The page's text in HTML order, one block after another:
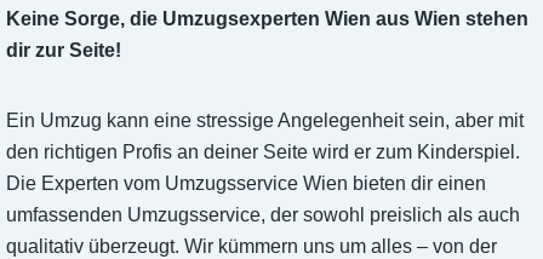
Keine Sorge, die Umzugsexperten Wien aus Wien stehen
dir zur Seite!
Ein Umzug kann eine stressige Angelegenheit sein, aber mit
den richtigen Profis an deiner Seite wird er zum Kinderspiel.
Die Experten vom Umzugsservice Wien bieten dir einen
umfassenden Umzugsservice, der sowohl preislich als auch
qualitativ überzeugt. Wir kümmern uns um alles – von der